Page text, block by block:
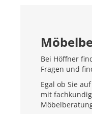
Bei Höffner
Fragen und
Egal ob Sie
mit